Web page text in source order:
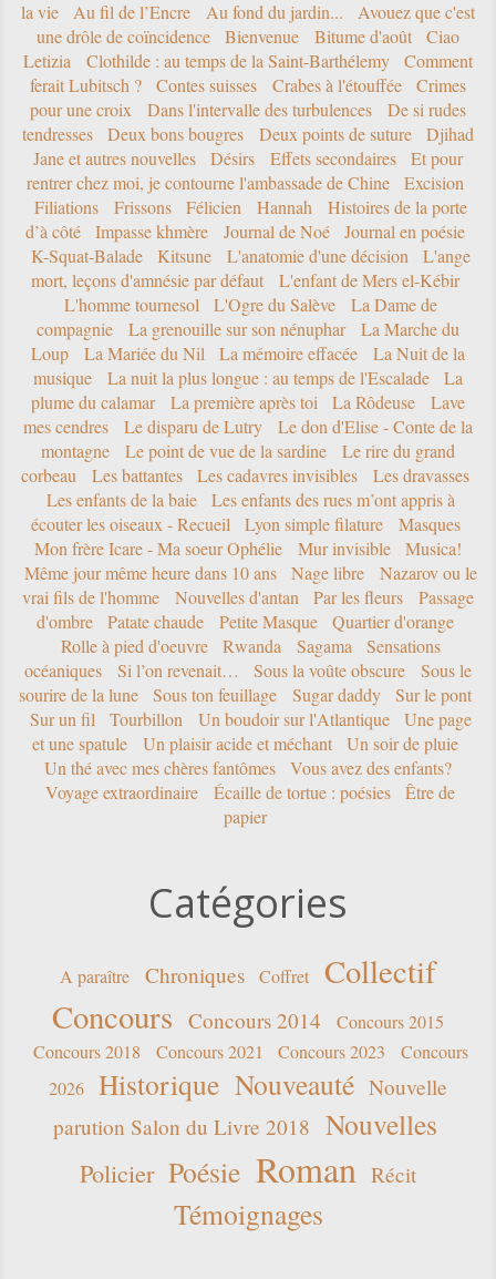
la vie Au fil de l’Encre Au fond du jardin...
Avouez que c'est
une drôle de coïncidence
Bienvenue Bitume d'août
Ciao
Letizia
Clothilde : au temps de la Saint-Barthélemy
Comment
ferait Lubitsch ?
Contes suisses Crabes à l'étouffée
Crimes
pour une croix
Dans l'intervalle des turbulences
De si rudes
tendresses
Deux bons bougres Deux points de suture
Djihad
Jane et autres nouvelles
Désirs Effets secondaires
Et pour
rentrer chez moi, je contourne l'ambassade de Chine
Excision
Filiations
Frissons Félicien Hannah
Histoires de la porte
d’à côté
Impasse khmère Journal de Noé
Journal en poésie
K-Squat-Balade
Kitsune L'anatomie d'une décision
L'ange
mort, leçons d'amnésie par défaut
L'enfant de Mers el-Kébir
L'homme tournesol
L'Ogre du Salève
La Dame de
compagnie
La grenouille sur son nénuphar
La Marche du
Loup
La Mariée du Nil La mémoire effacée
La Nuit de la
musique
La nuit la plus longue : au temps de l'Escalade
La
plume du calamar
La première après toi La Rôdeuse
Lave
mes cendres
Le disparu de Lutry
Le don d'Elise - Conte de la
montagne
Le point de vue de la sardine
Le rire du grand
corbeau
Les battantes Les cadavres invisibles
Les dravasses
Les enfants de la baie
Les enfants des rues m’ont appris à
écouter les oiseaux - Recueil
Lyon simple filature
Masques
Mon frère Icare - Ma soeur Ophélie
Mur invisible
Musica!
Même jour même heure dans 10 ans
Nage libre
Nazarov ou le
vrai fils de l'homme
Nouvelles d'antan Par les fleurs
Passage
d'ombre
Patate chaude Petite Masque
Quartier d'orange
Rolle à pied d'oeuvre
Rwanda Sagama
Sensations
océaniques
Si l’on revenait… Sous la voûte obscure
Sous le
sourire de la lune
Sous ton feuillage Sugar daddy
Sur le pont
Sur un fil
Tourbillon Un boudoir sur l'Atlantique
Une page
et une spatule
Un plaisir acide et méchant
Un soir de pluie
Un thé avec mes chères fantômes
Vous avez des enfants?
Voyage extraordinaire
Écaille de tortue : poésies
Être de
papier
Catégories
A paraître Chroniques Coffret
Collectif
Concours Concours 2014
Concours 2015
Concours 2018
Concours 2021 Concours 2023
Concours
2026
Historique Nouveauté Nouvelle
parution Salon du Livre 2018 Nouvelles
Policier Poésie Roman Récit
Témoignages